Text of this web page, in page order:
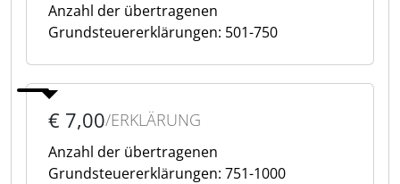
Anzahl der übertragenen
Grundsteuererklärungen: 501-750
€ 7,00/ERKLÄRUNG
Anzahl der übertragenen
Grundsteuererklärungen: 751-1000